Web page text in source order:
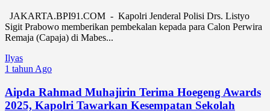
JAKARTA.BPI91.COM - Kapolri Jenderal Polisi Drs. Listyo
Sigit Prabowo memberikan pembekalan kepada para Calon Perwira
Remaja (Capaja) di Mabes...
Ilyas
1 tahun Ago
Aipda Rahmad Muhajirin Terima Hoegeng Awards
2025, Kapolri Tawarkan Kesempatan Sekolah